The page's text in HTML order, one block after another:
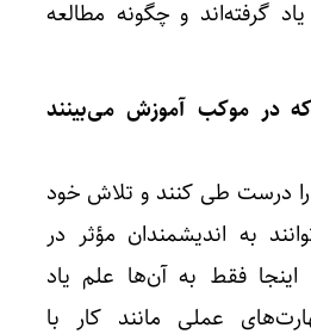
گرفته‌اند و چگونه مطالعه
در موکب آموزش می‌بینند
را درست طی کنند و تلاش خود
به اندیشمندان مؤثر در
فقط به آن‌ها علم یاد
عملی مانند کار با